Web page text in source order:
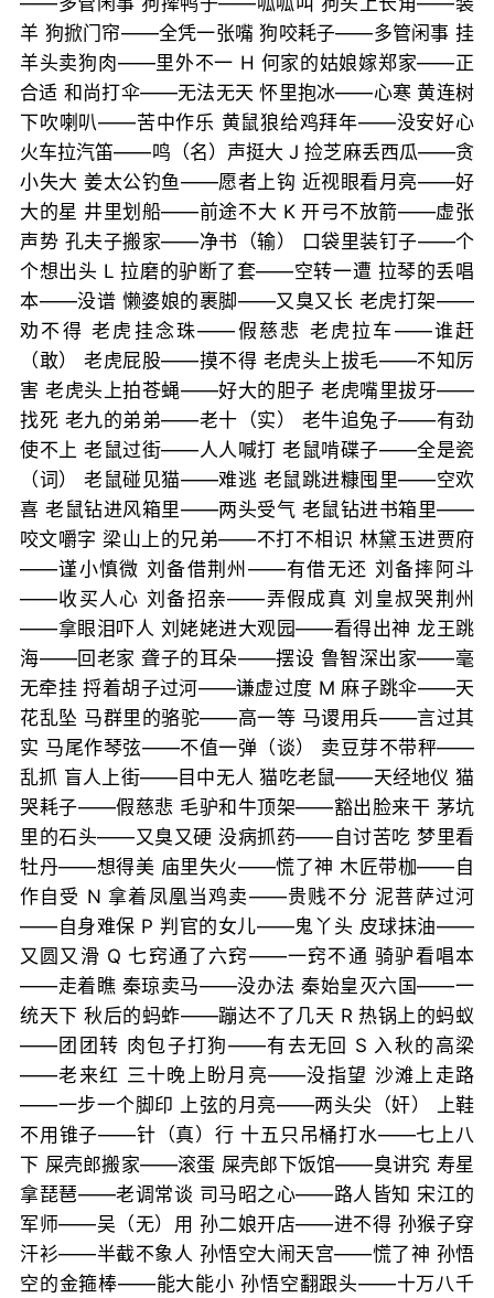
羊 狗掀门帘——全凭一张嘴 狗咬耗子——多管闲事 挂
羊头卖狗肉——里外不一 H 何家的姑娘嫁郑家——正
合适 和尚打伞——无法无天 怀里抱冰——心寒 黄连树
下吹喇叭——苦中作乐 黄鼠狼给鸡拜年——没安好心
火车拉汽笛——鸣（名）声挺大 J 捡芝麻丢西瓜——贪
小失大 姜太公钓鱼——愿者上钩 近视眼看月亮——好
大的星 井里划船——前途不大 K 开弓不放箭——虚张
声势 孔夫子搬家——净书（输） 口袋里装钉子——个
个想出头 L 拉磨的驴断了套——空转一遭 拉琴的丢唱
本——没谱 懒婆娘的裹脚——又臭又长 老虎打架——
劝不得 老虎挂念珠——假慈悲 老虎拉车——谁赶
（敢） 老虎屁股——摸不得 老虎头上拔毛——不知厉
害 老虎头上拍苍蝇——好大的胆子 老虎嘴里拔牙——
找死 老九的弟弟——老十（实） 老牛追兔子——有劲
使不上 老鼠过街——人人喊打 老鼠啃碟子——全是瓷
（词） 老鼠碰见猫——难逃 老鼠跳进糠囤里——空欢
喜 老鼠钻进风箱里——两头受气 老鼠钻进书箱里——
咬文嚼字 梁山上的兄弟——不打不相识 林黛玉进贾府
——谨小慎微 刘备借荆州——有借无还 刘备摔阿斗
——收买人心 刘备招亲——弄假成真 刘皇叔哭荆州
——拿眼泪吓人 刘姥姥进大观园——看得出神 龙王跳
海——回老家 聋子的耳朵——摆设 鲁智深出家——毫
无牵挂 捋着胡子过河——谦虚过度 M 麻子跳伞——天
花乱坠 马群里的骆驼——高一等 马谡用兵——言过其
实 马尾作琴弦——不值一弹（谈） 卖豆芽不带秤——
乱抓 盲人上街——目中无人 猫吃老鼠——天经地仪 猫
哭耗子——假慈悲 毛驴和牛顶架——豁出脸来干 茅坑
里的石头——又臭又硬 没病抓药——自讨苦吃 梦里看
牡丹——想得美 庙里失火——慌了神 木匠带枷——自
作自受 N 拿着凤凰当鸡卖——贵贱不分 泥菩萨过河
——自身难保 P 判官的女儿——鬼丫头 皮球抹油——
又圆又滑 Q 七窍通了六窍——一窍不通 骑驴看唱本
——走着瞧 秦琼卖马——没办法 秦始皇灭六国——一
统天下 秋后的蚂蚱——蹦达不了几天 R 热锅上的蚂蚁
——团团转 肉包子打狗——有去无回 S 入秋的高梁
——老来红 三十晚上盼月亮——没指望 沙滩上走路
——一步一个脚印 上弦的月亮——两头尖（奸） 上鞋
不用锥子——针（真）行 十五只吊桶打水——七上八
下 屎壳郎搬家——滚蛋 屎壳郎下饭馆——臭讲究 寿星
拿琵琶——老调常谈 司马昭之心——路人皆知 宋江的
军师——吴（无）用 孙二娘开店——进不得 孙猴子穿
汗衫——半截不象人 孙悟空大闹天宫——慌了神 孙悟
空的金箍棒——能大能小 孙悟空翻跟头——十万八千